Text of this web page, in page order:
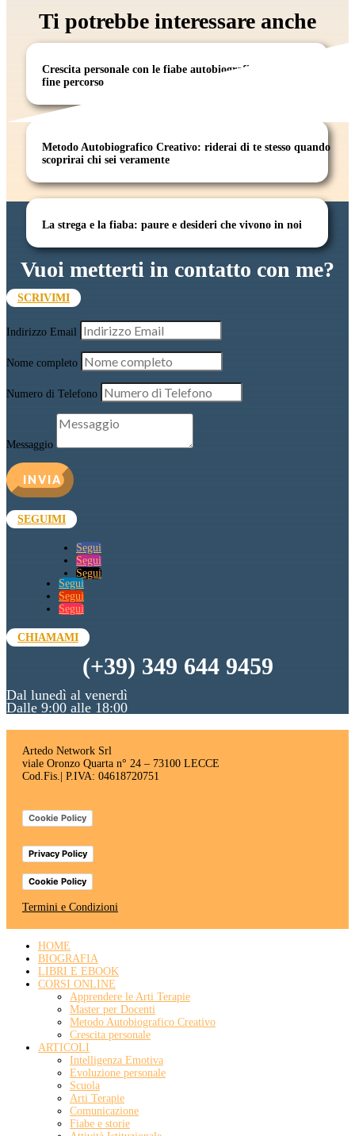
Ti potrebbe interessare anche
Crescita personale con le fiabe autobiografiche: un racconto di
fine percorso
Metodo Autobiografico Creativo: riderai di te stesso quando
scoprirai chi sei veramente
La strega e la fiaba: paure e desideri che vivono in noi
Vuoi metterti in contatto con me?
SCRIVIMI
Indirizzo Email
Nome completo
Numero di Telefono
Messaggio
INVIA
SEGUIMI
Segui
Segui
Segui
Segui
Segui
Segui
CHIAMAMI
(+39) 349 644 9459
Dal lunedì al venerdì
Dalle 9:00 alle 18:00
Artedo Network Srl
viale Oronzo Quarta n° 24 – 73100 LECCE
Cod.Fis.| P.IVA: 04618720751
Cookie Policy
Privacy Policy
Cookie Policy
Termini e Condizioni
HOME
BIOGRAFIA
LIBRI E EBOOK
CORSI ONLINE
Apprendere le Arti Terapie
Master per Docenti
Metodo Autobiografico Creativo
Crescita personale
ARTICOLI
Intelligenza Emotiva
Evoluzione personale
Scuola
Arti Terapie
Comunicazione
Fiabe e storie